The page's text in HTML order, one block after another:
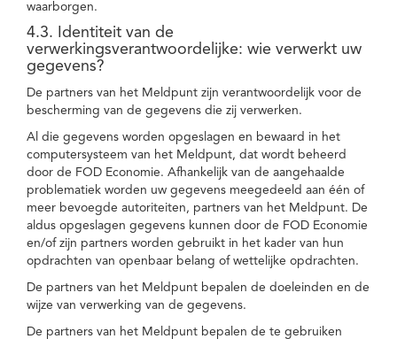
waarborgen.
4.3. Identiteit van de
verwerkingsverantwoordelijke: wie verwerkt uw
gegevens?
De partners van het Meldpunt zijn verantwoordelijk voor de
bescherming van de gegevens die zij verwerken.
Al die gegevens worden opgeslagen en bewaard in het
computersysteem van het Meldpunt, dat wordt beheerd
door de FOD Economie. Afhankelijk van de aangehaalde
problematiek worden uw gegevens meegedeeld aan één of
meer bevoegde autoriteiten, partners van het Meldpunt. De
aldus opgeslagen gegevens kunnen door de FOD Economie
en/of zijn partners worden gebruikt in het kader van hun
opdrachten van openbaar belang of wettelijke opdrachten.
De partners van het Meldpunt bepalen de doeleinden en de
wijze van verwerking van de gegevens.
De partners van het Meldpunt bepalen de te gebruiken